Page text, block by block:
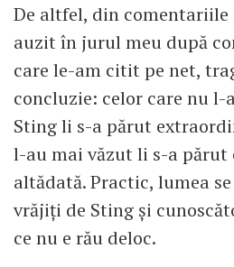
De altfel, din comentariile
auzit în jurul meu după
care le-am citit pe net,
concluzie: celor care nu l-
Sting li s-a părut
l-au mai văzut li s-a părut
altădată. Practic, lumea
vrăjiți de Sting și
ce nu e rău deloc.